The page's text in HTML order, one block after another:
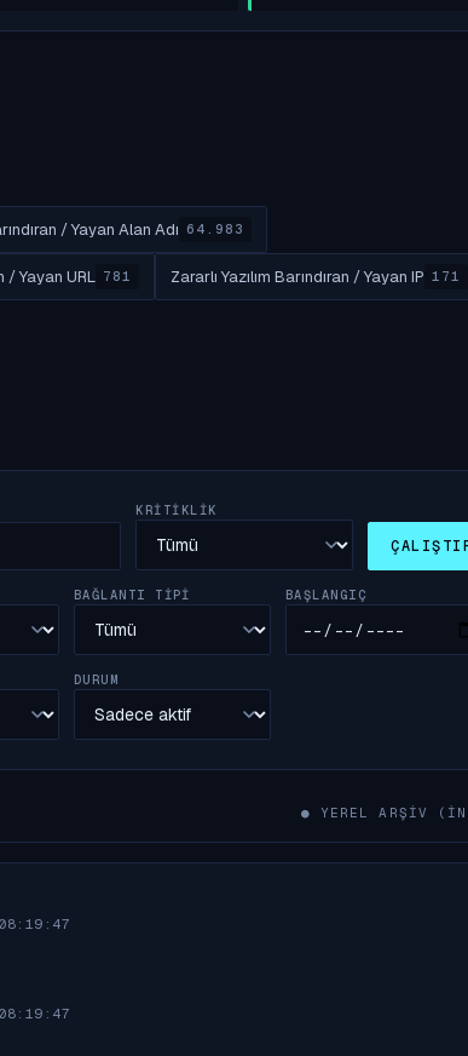
/ Yayan Alan Adı 64.983
/ Yayan URL 781 Zararlı Yazılım Barındıran / Yayan IP 171
KRITIKLIK
BAĞLANTI TIPI BAŞLANGIÇ
DURUM
● YEREL ARŞIV